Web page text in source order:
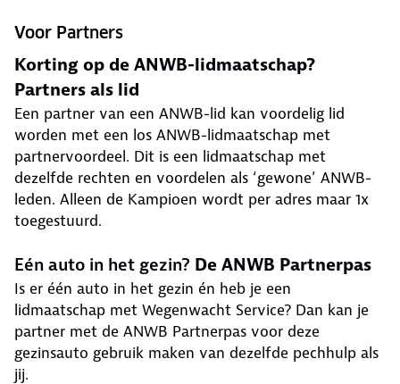
Voor Partners
Korting op de ANWB-lidmaatschap?
Partners als lid
Een partner van een ANWB-lid kan voordelig lid
worden met een los ANWB-lidmaatschap met
partnervoordeel. Dit is een lidmaatschap met
dezelfde rechten en voordelen als ‘gewone’ ANWB-
leden. Alleen de Kampioen wordt per adres maar 1x
toegestuurd.
Eén auto in het gezin? De ANWB Partnerpas
Is er één auto in het gezin én heb je een
lidmaatschap met Wegenwacht Service? Dan kan je
partner met de ANWB Partnerpas voor deze
gezinsauto gebruik maken van dezelfde pechhulp als
jij.